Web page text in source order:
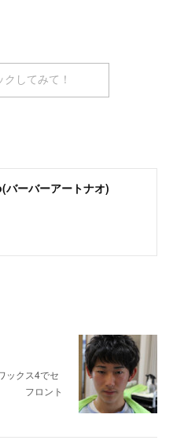
してみて！
ーバーアートナオ)
ックス4でセ
ト